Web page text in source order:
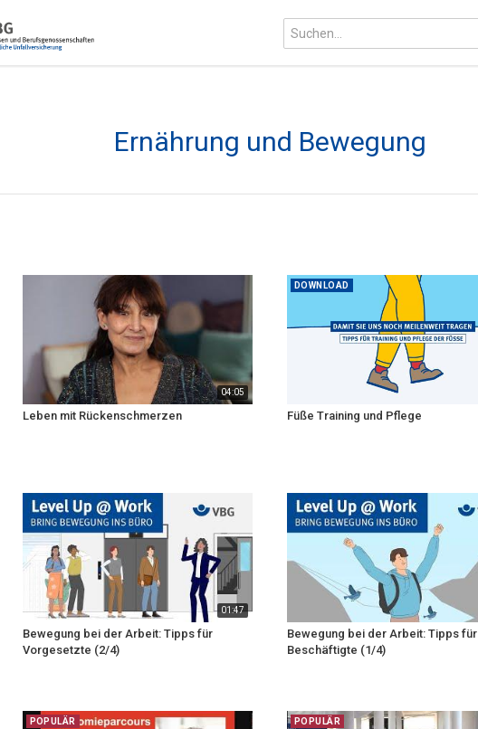
Ernährung und Bewegung
04:05
Leben mit Rückenschmerzen
DOWNLOAD
Füße Training und Pflege
01:47
Bewegung bei der Arbeit: Tipps für
Vorgesetzte (2/4)
Bewegung bei der Arbeit: Tipps für
Beschäftigte (1/4)
POPULÄR POPULÄR